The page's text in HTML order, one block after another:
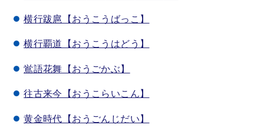
横行跋扈【おうこうばっこ】
横行覇道【おうこうはどう】
鴬語花舞【おうごかぶ】
往古来今【おうこらいこん】
黄金時代【おうごんじだい】